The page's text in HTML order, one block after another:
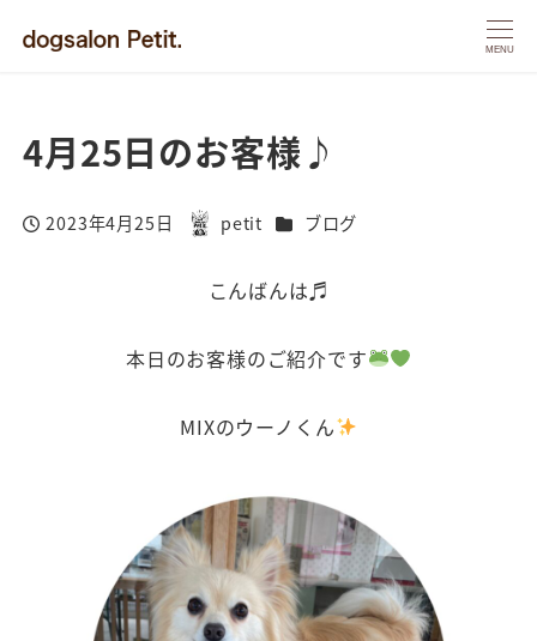
MENU
4月25日のお客様♪
投稿日
2023年4月25日
著
petit カテゴリー
ブログ
こんばんは♬
本日のお客様のご紹介です
MIXのウーノくん